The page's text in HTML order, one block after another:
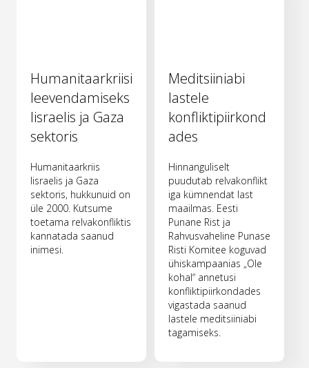
Humanitaarkriisi
leevendamiseks
Iisraelis ja Gaza
sektoris
Humanitaarkriis
Iisraelis ja Gaza
sektoris, hukkunuid on
üle 2000. Kutsume
toetama relvakonfliktis
kannatada saanud
inimesi.
Meditsiiniabi
lastele
konfliktipiirkond
ades
Hinnanguliselt
puudutab relvakonflikt
iga kümnendat last
maailmas. Eesti
Punane Rist ja
Rahvusvaheline Punase
Risti Komitee koguvad
ühiskampaanias „Ole
kohal“ annetusi
konfliktipiirkondades
vigastada saanud
lastele meditsiiniabi
tagamiseks.